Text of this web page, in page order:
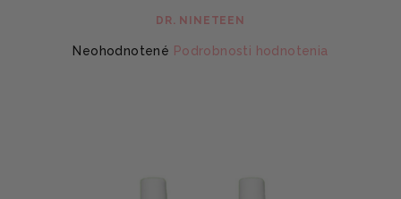
DR. NINETEEN
Priemerné
Neohodnotené Podrobnosti hodnotenia